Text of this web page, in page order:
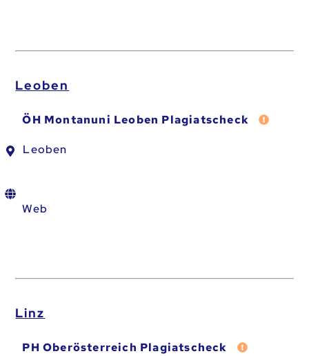
Leoben
ÖH Montanuni Leoben Plagiatscheck Fehler
Leoben
Web
Linz
PH Oberösterreich Plagiatscheck Fehler